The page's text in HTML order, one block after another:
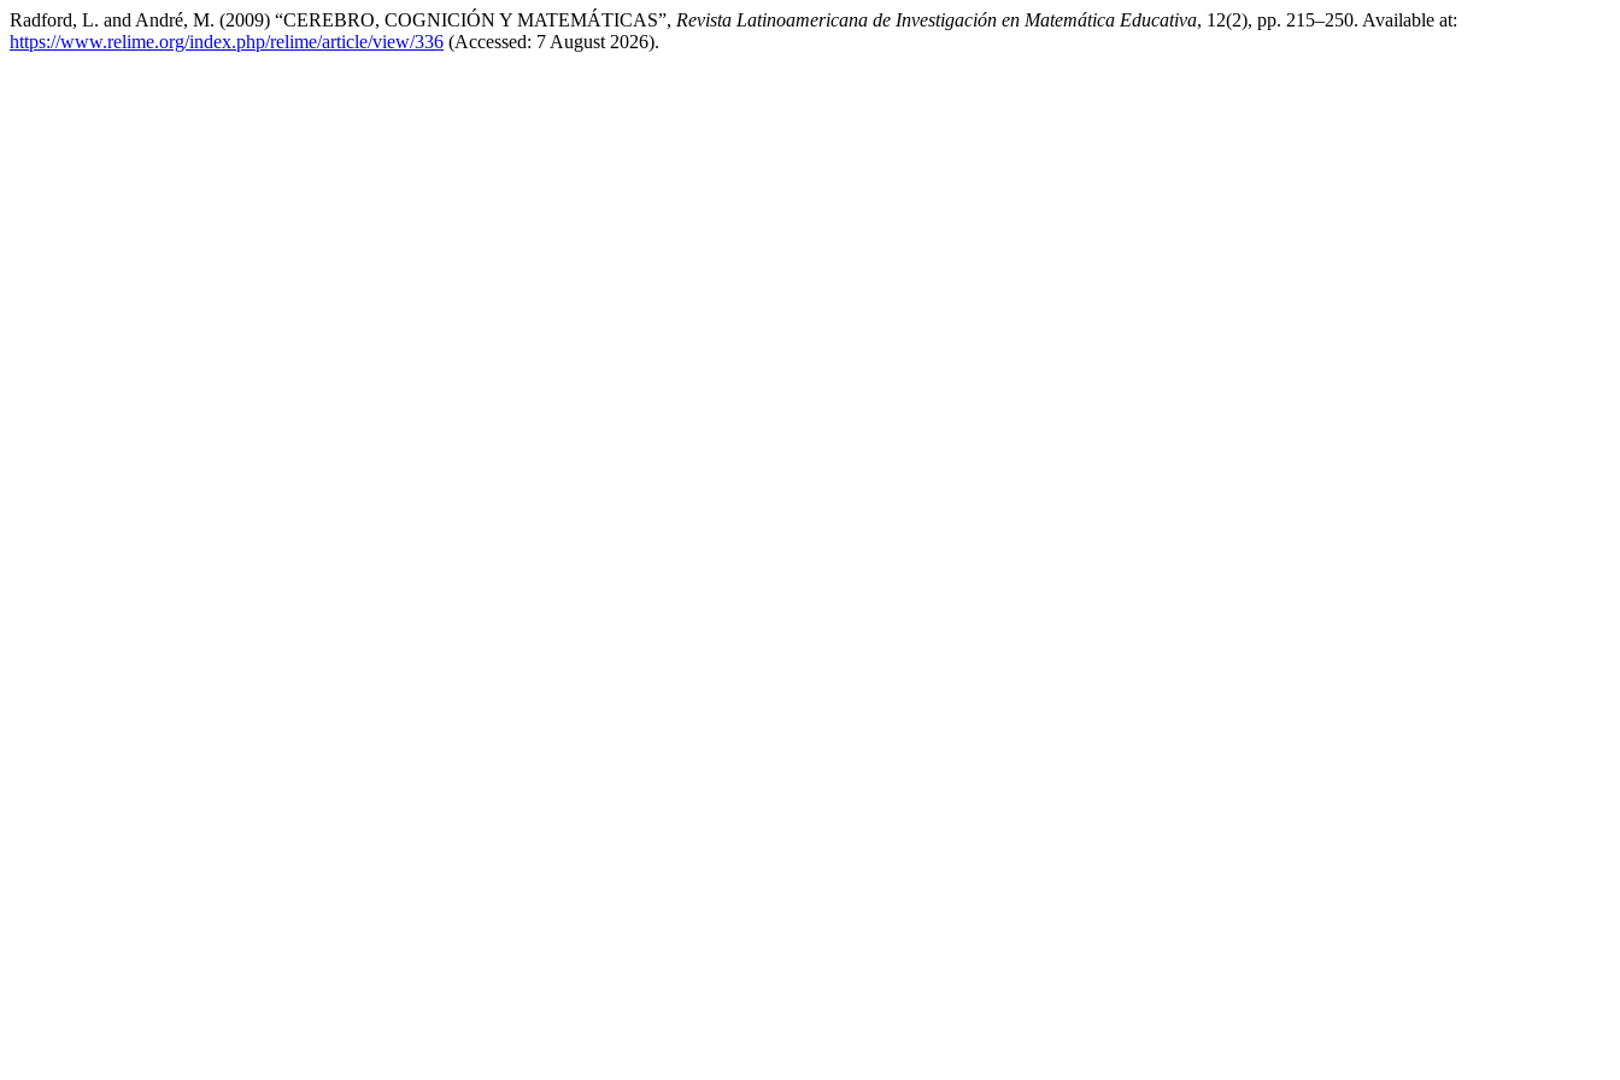
Radford, L. and André, M. (2009) “CEREBRO, COGNICIÓN Y MATEMÁTICAS”, Revista Latinoamericana de Investigación en Matemática Educativa, 12(2), pp. 215–250. Available at:
https://www.relime.org/index.php/relime/article/view/336 (Accessed: 7 August 2026).